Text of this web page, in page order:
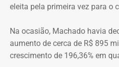
eleita pela primeira vez para o
Na ocasião, Machado havia
aumento de cerca de R$ 895
crescimento de 196,36% em